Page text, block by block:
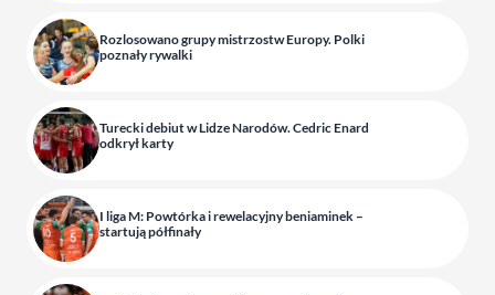
Rozlosowano grupy mistrzostw Europy. Polki
poznały rywalki
Turecki debiut w Lidze Narodów. Cedric Enard
odkrył karty
I liga M: Powtórka i rewelacyjny beniaminek –
startują półfinały